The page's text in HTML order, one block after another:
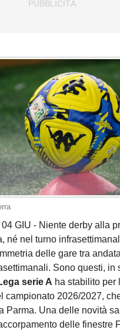
GIU - Niente derby alla
né nel turno
delle gare tra
Sono questi, in
serie A ha stabilito per
campionato 2026/2027,
Parma. Una delle novità
delle finestre